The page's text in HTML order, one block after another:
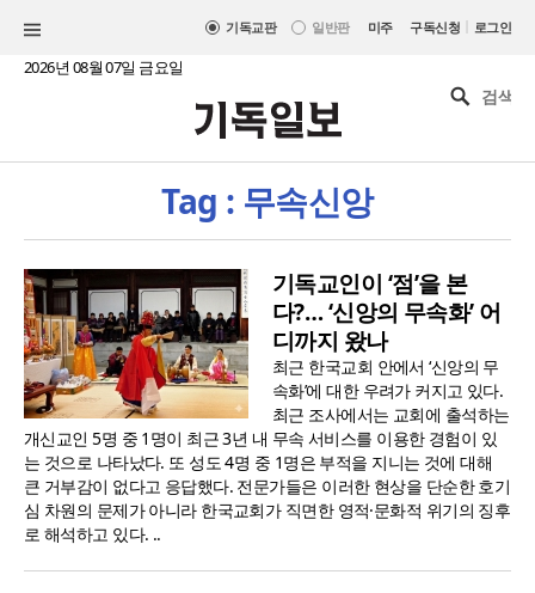
기독교판 일반판 미주 구독신청 | 로그인
2026년 08월 07일 금요일
Tag : 무속신앙
기독교인이 ‘점’을 본
다?… ‘신앙의 무속화’ 어
디까지 왔나
최근 한국교회 안에서 ‘신앙의 무
속화’에 대한 우려가 커지고 있다.
최근 조사에서는 교회에 출석하는
개신교인 5명 중 1명이 최근 3년 내 무속 서비스를 이용한 경험이 있
는 것으로 나타났다. 또 성도 4명 중 1명은 부적을 지니는 것에 대해
큰 거부감이 없다고 응답했다. 전문가들은 이러한 현상을 단순한 호기
심 차원의 문제가 아니라 한국교회가 직면한 영적·문화적 위기의 징후
로 해석하고 있다. ..